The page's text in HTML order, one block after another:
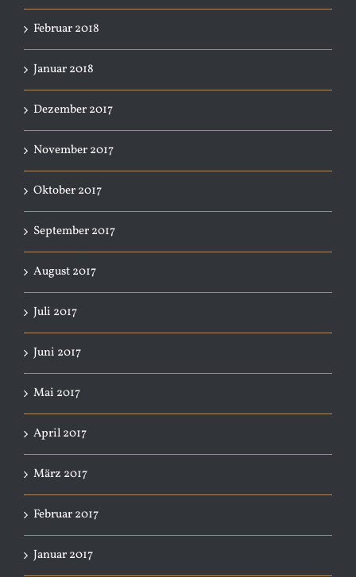
Februar 2018
Januar 2018
Dezember 2017
November 2017
Oktober 2017
September 2017
August 2017
Juli 2017
Juni 2017
Mai 2017
April 2017
März 2017
Februar 2017
Januar 2017